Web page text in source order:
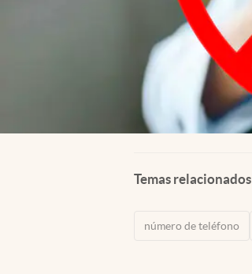
Temas relacionados
número de teléfono